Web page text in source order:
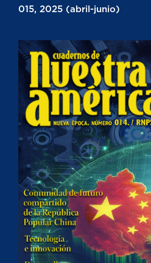
015, 2025 (abril-junio)